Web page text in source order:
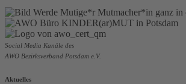
Social Media Kanäle des
AWO Bezirksverband Potsdam e.V.
Aktuelles